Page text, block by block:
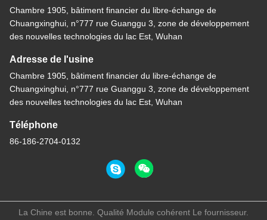
Chambre 1905, bâtiment financier du libre-échange de
Chuangxinghui, n°777 rue Guanggu 3, zone de développement
des nouvelles technologies du lac Est, Wuhan
Adresse de l'usine
Chambre 1905, bâtiment financier du libre-échange de
Chuangxinghui, n°777 rue Guanggu 3, zone de développement
des nouvelles technologies du lac Est, Wuhan
Téléphone
86-186-2704-0132
La Chine est bonne. Qualité Module cohérent Le fournisseur.